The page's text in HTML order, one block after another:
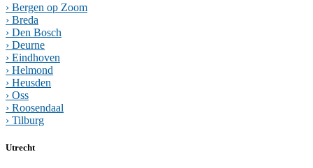
› Bergen op Zoom
› Breda
› Den Bosch
› Deurne
› Eindhoven
› Helmond
› Heusden
› Oss
› Roosendaal
› Tilburg
Utrecht